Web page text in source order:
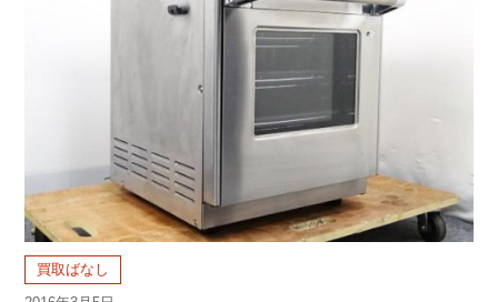
買取ばなし